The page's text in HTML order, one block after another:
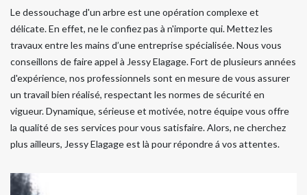
Le dessouchage d'un arbre est une opération complexe et
délicate. En effet, ne le confiez pas à n'importe qui. Mettez les
travaux entre les mains d’une entreprise spécialisée. Nous vous
conseillons de faire appel à Jessy Elagage. Fort de plusieurs années
d'expérience, nos professionnels sont en mesure de vous assurer
un travail bien réalisé, respectant les normes de sécurité en
vigueur. Dynamique, sérieuse et motivée, notre équipe vous offre
la qualité de ses services pour vous satisfaire. Alors, ne cherchez
plus ailleurs, Jessy Elagage est là pour répondre á vos attentes.